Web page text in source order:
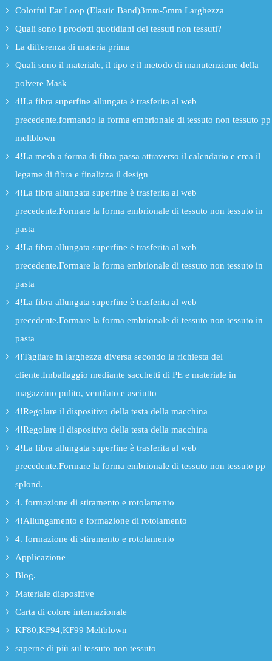
Colorful Ear Loop (Elastic Band)3mm-5mm Larghezza
Quali sono i prodotti quotidiani dei tessuti non tessuti?
La differenza di materia prima
Quali sono il materiale, il tipo e il metodo di manutenzione della
polvere Mask
4!La fibra superfine allungata è trasferita al web
precedente.formando la forma embrionale di tessuto non tessuto pp
meltblown
4!La mesh a forma di fibra passa attraverso il calendario e crea il
legame di fibra e finalizza il design
4!La fibra allungata superfine è trasferita al web
precedente.Formare la forma embrionale di tessuto non tessuto in
pasta
4!La fibra allungata superfine è trasferita al web
precedente.Formare la forma embrionale di tessuto non tessuto in
pasta
4!La fibra allungata superfine è trasferita al web
precedente.Formare la forma embrionale di tessuto non tessuto in
pasta
4!Tagliare in larghezza diversa secondo la richiesta del
cliente.Imballaggio mediante sacchetti di PE e materiale in
magazzino pulito, ventilato e asciutto
4!Regolare il dispositivo della testa della macchina
4!Regolare il dispositivo della testa della macchina
4!La fibra allungata superfine è trasferita al web
precedente.Formare la forma embrionale di tessuto non tessuto pp
splond.
4. formazione di stiramento e rotolamento
4!Allungamento e formazione di rotolamento
4. formazione di stiramento e rotolamento
Applicazione
Blog.
Materiale diapositive
Carta di colore internazionale
KF80,KF94,KF99 Meltblown
saperne di più sul tessuto non tessuto